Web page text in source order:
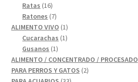
Ratas 1616
productos
Ratones 77
productos
ALIMENTO VIVO 11
producto
Cucarachas 11
Gusanos 11
producto
ALIMENTO / CONCENTRADO / PROCESADO
PARA PERROS Y GATOS 22